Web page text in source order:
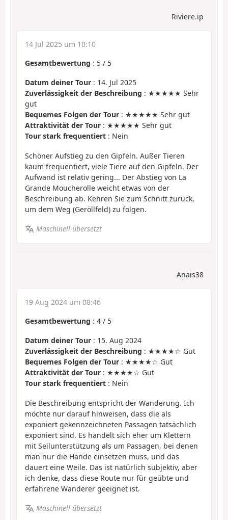
Riviere.ip
14 Jul 2025 um 10:10
Gesamtbewertung : 5 / 5
Datum deiner Tour : 14. Jul 2025
Zuverlässigkeit der Beschreibung : ★★★★★ Sehr
gut
Bequemes Folgen der Tour : ★★★★★ Sehr gut
Attraktivität der Tour : ★★★★★ Sehr gut
Tour stark frequentiert : Nein
Schöner Aufstieg zu den Gipfeln. Außer Tieren
kaum frequentiert, viele Tiere auf den Gipfeln. Der
Aufwand ist relativ gering... Der Abstieg von La
Grande Moucherolle weicht etwas von der
Beschreibung ab. Kehren Sie zum Schnitt zurück,
um dem Weg (Geröllfeld) zu folgen.
Maschinell übersetzt
Anais38
19 Aug 2024 um 08:46
Gesamtbewertung : 4 / 5
Datum deiner Tour : 15. Aug 2024
Zuverlässigkeit der Beschreibung : ★★★★☆ Gut
Bequemes Folgen der Tour : ★★★★☆ Gut
Attraktivität der Tour : ★★★★☆ Gut
Tour stark frequentiert : Nein
Die Beschreibung entspricht der Wanderung. Ich
möchte nur darauf hinweisen, dass die als
exponiert gekennzeichneten Passagen tatsächlich
exponiert sind. Es handelt sich eher um Klettern
mit Seilunterstützung als um Passagen, bei denen
man nur die Hände einsetzen muss, und das
dauert eine Weile. Das ist natürlich subjektiv, aber
ich denke, dass diese Route nur für geübte und
erfahrene Wanderer geeignet ist.
Maschinell übersetzt